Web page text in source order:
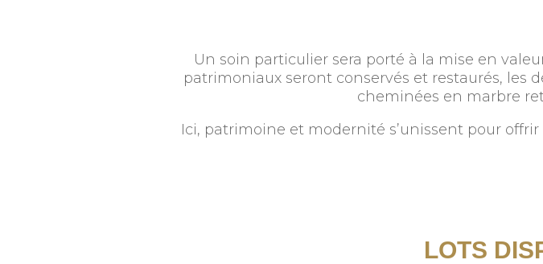
Un soin particulier sera porté à la mise en
patrimoniaux seront conservés et restaurés, les
cheminées en marbre
Ici, patrimoine et modernité s’unissent pour
LOTS